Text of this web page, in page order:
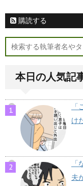
購読する
本日の人気記
け
夫